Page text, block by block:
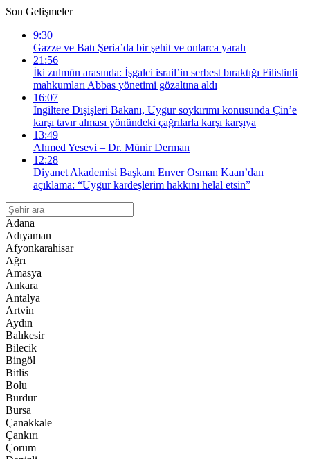
Son Gelişmeler
9:30
Gazze ve Batı Şeria’da bir şehit ve onlarca yaralı
21:56
İki zulmün arasında: İşgalci israil’in serbest bıraktığı Filistinli
mahkumları Abbas yönetimi gözaltına aldı
16:07
İngiltere Dışişleri Bakanı, Uygur soykırımı konusunda Çin’e
karşı tavır alması yönündeki çağrılarla karşı karşıya
13:49
Ahmed Yesevi – Dr. Münir Derman
12:28
Diyanet Akademisi Başkanı Enver Osman Kaan’dan
açıklama: “Uygur kardeşlerim hakkını helal etsin”
Adana
Adıyaman
Afyonkarahisar
Ağrı
Amasya
Ankara
Antalya
Artvin
Aydın
Balıkesir
Bilecik
Bingöl
Bitlis
Bolu
Burdur
Bursa
Çanakkale
Çankırı
Çorum